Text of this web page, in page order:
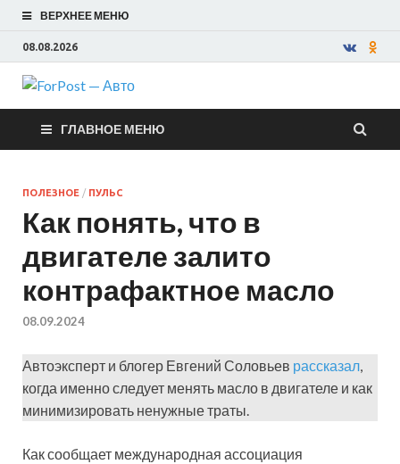
ВЕРХНЕЕ МЕНЮ
08.08.2026
ForPost —
Авто
ГЛАВНОЕ МЕНЮ
ПОЛЕЗНОЕ / ПУЛЬС
Как понять, что в
двигателе залито
контрафактное масло
08.09.2024
Автоэксперт и блогер Евгений Соловьев рассказал,
когда именно следует менять масло в двигателе и как
минимизировать ненужные траты.
Как сообщает международная ассоциация